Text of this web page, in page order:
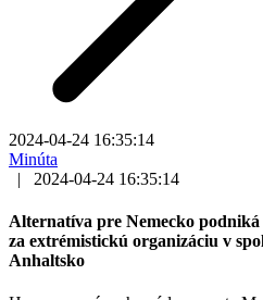
2024-04-24 16:35:14
Minúta
|
2024-04-24 16:35:14
Alternatíva pre Nemecko
za extrémistickú organizáciu v
Anhaltsko